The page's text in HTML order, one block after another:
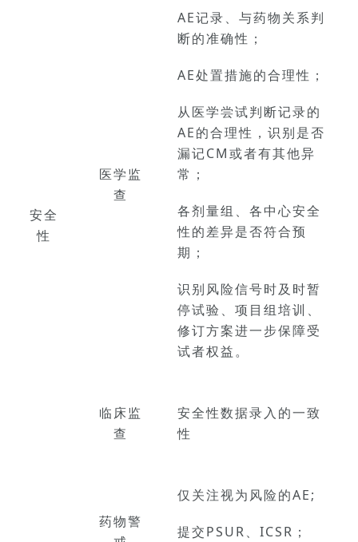
安全
性
医学监
查
AE记录、与药物关系判
断的准确性；
AE处置措施的合理性；
从医学尝试判断记录的
AE的合理性，识别是否
漏记CM或者有其他异
常；
各剂量组、各中心安全
性的差异是否符合预
期；
识别风险信号时及时暂
停试验、项目组培训、
修订方案进一步保障受
试者权益。
临床监
查
安全性数据录入的一致
性
药物警
仅关注视为风险的AE;
提交PSUR、ICSR；